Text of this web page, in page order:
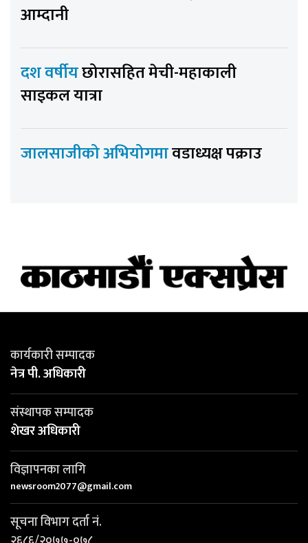
आम्दानी
दश वर्षीयछोरासहित मेची-महाकाली
साइकल यात्रा
जालसाजीको अभियोगमावडाध्यक्ष पक्राउ
कार्यकारी सम्पादक
नेत्र पी. अधिकारी
संस्थापक सम्पादक
शेखर अधिकारी
विज्ञापनका लागि
newsroom2077@gmail.com
सूचना विभाग दर्ता नं.